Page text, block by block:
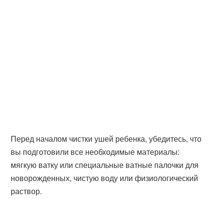
Перед началом чистки ушей ребенка, убедитесь, что
вы подготовили все необходимые материалы:
мягкую ватку или специальные ватные палочки для
новорожденных, чистую воду или физиологический
раствор.